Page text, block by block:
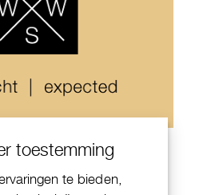
toestemming
te bieden,
Tourbillon
Chronograph